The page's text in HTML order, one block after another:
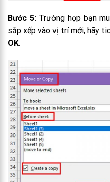
Bước 5:Trường hợp bạn
sắp xếp vào vị trí mới, hãy
OK.